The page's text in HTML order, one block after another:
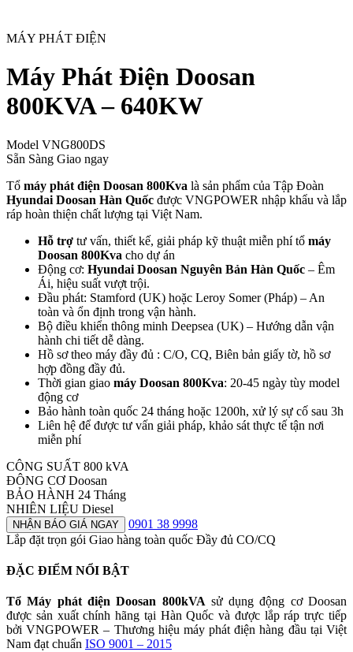
MÁY PHÁT ĐIỆN
Máy Phát Điện Doosan
800KVA – 640KW
Model VNG800DS
Sẵn Sàng Giao ngay
Tổ máy phát điện Doosan 800Kva là sản phẩm của Tập Đoàn
Hyundai Doosan Hàn Quốc được VNGPOWER nhập khẩu và lắp
ráp hoàn thiện chất lượng tại Việt Nam.
Hỗ trợ tư vấn, thiết kế, giải pháp kỹ thuật miễn phí tổ máy
Doosan 800Kva cho dự án
Động cơ: Hyundai Doosan Nguyên Bản Hàn Quốc – Êm
Ái, hiệu suất vượt trội.
Đầu phát: Stamford (UK) hoặc Leroy Somer (Pháp) – An
toàn và ổn định trong vận hành.
Bộ điều khiển thông minh Deepsea (UK) – Hướng dẫn vận
hành chi tiết dễ dàng.
Hồ sơ theo máy đầy đủ : C/O, CQ, Biên bản giấy tờ, hồ sơ
hợp đồng đầy đủ.
Thời gian giao máy Doosan 800Kva: 20-45 ngày tùy model
động cơ
Bảo hành toàn quốc 24 tháng hoặc 1200h, xử lý sự cố sau 3h
Liên hệ để được tư vấn giải pháp, khảo sát thực tế tận nơi
miễn phí
CÔNG SUẤT 800 kVA
ĐÔNG CƠ Doosan
BẢO HÀNH 24 Tháng
NHIÊN LIỆU Diesel
NHẬN BÁO GIÁ NGAY
0901 38 9998
Lắp đặt trọn gói Giao hàng toàn quốc Đầy đủ CO/CQ
ĐẶC ĐIỂM NỔI BẬT
Tổ Máy phát điện Doosan 800kVAsử dụng động cơ Doosan
được sản xuất chính hãng tại Hàn Quốc và được lắp ráp trực tiếp
bởi VNGPOWER – Thương hiệu máy phát điện hàng đầu tại Việt
Nam đạt chuẩn ISO 9001 – 2015